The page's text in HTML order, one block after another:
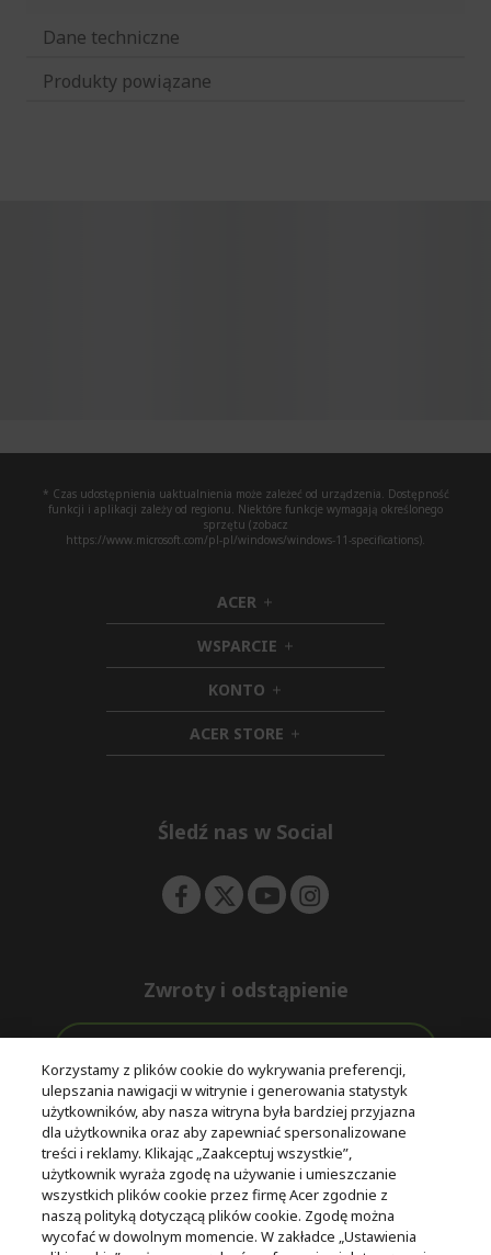
Dane techniczne
Produkty powiązane
* Czas udostępnienia uaktualnienia może zależeć od urządzenia. Dostępność
funkcji i aplikacji zależy od regionu. Niektóre funkcje wymagają określonego
sprzętu (zobacz
https://www.microsoft.com/pl-pl/windows/windows-11-specifications).
ACER h
i
d
d
e
n
WSPARCIE h
i
d
e
n
KONTO h
i
d
d
ACER STORE h
i
e
Śledź nas w Social
Zwroty i odstąpienie
Darmowa
ekspresowa
dostawa
Wsparcie
przed i po
zakupie
Bezpieczne
płatności
© 2025 Acer Inc.
Firma CPYou BV jest autoryzowanym sprzedawcą produktów i
usług oferowanych w tym sklepie.
Korzystamy z plików cookie do wykrywania preferencji,
ulepszania nawigacji w witrynie i generowania statystyk
użytkowników, aby nasza witryna była bardziej przyjazna
dla użytkownika oraz aby zapewniać spersonalizowane
treści i reklamy. Klikając „Zaakceptuj wszystkie”,
użytkownik wyraża zgodę na używanie i umieszczanie
wszystkich plików cookie przez firmę Acer zgodnie z
naszą polityką dotyczącą plików cookie. Zgodę można
wycofać w dowolnym momencie. W zakładce „Ustawienia